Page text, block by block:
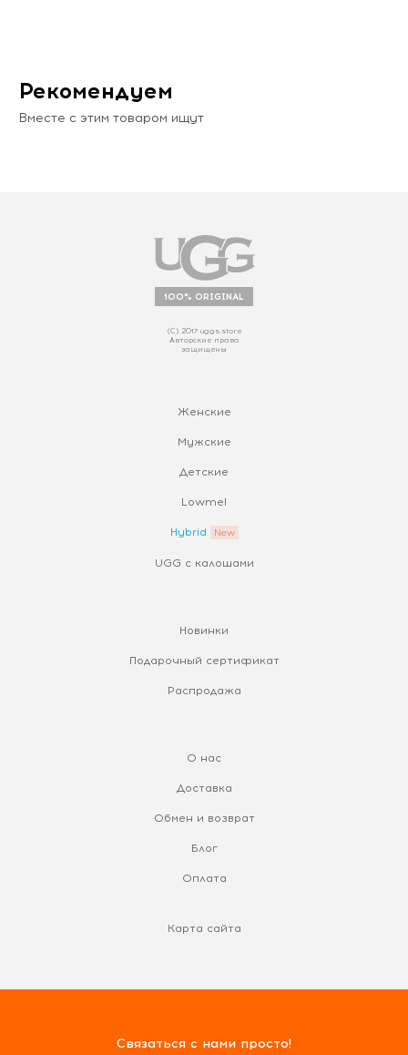
Рекомендуем
Вместе с этим товаром ищут
100% ORIGINAL
(С) 2017 uggs.store
Авторские права
защищены
Женские
Мужские
Детские
Lowmel
Hybrid
UGG с калошами
Новинки
Подарочный сертификат
Распродажа
О нас
Доставка
Обмен и возврат
Блог
Оплата
Карта сайта
Связаться с нами просто!